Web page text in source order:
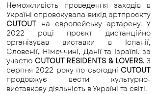
Неможливість проведення заходів в
Україні спровокувала вихід артпроєкту
CUTOUT на європейську артарену. У
2022 році проєкт дистанційно
організував виставки в Іспанії,
Словенії, Німеччині, Данії та Ізраїлі. за
участю CUTOUT RESIDENTS & LOVERS. З
серпня 2022 року по сьогодні CUTOUT
продовжує вести культурно-
виставкову діяльність в Україні та світі.​